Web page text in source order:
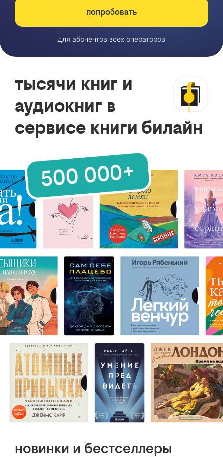
попробовать
для абонентов всех операторов
тысячи книг и
аудиокниг в
сервисе книги билайн
новинки и бестселлеры